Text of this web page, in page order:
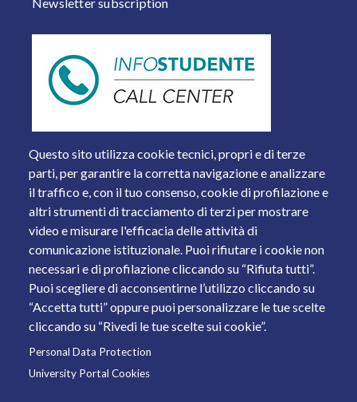
Questo sito utilizza cookie tecnici, propri e di terze
parti, per garantire la corretta navigazione e analizzare
il traffico e, con il tuo consenso, cookie di profilazione e
altri strumenti di tracciamento di terzi per mostrare
video e misurare l'efficacia delle attività di
comunicazione istituzionale. Puoi rifiutare i cookie non
necessari e di profilazione cliccando su “Rifiuta tutti”.
Puoi scegliere di acconsentirne l’utilizzo cliccando su
“Accetta tutti” oppure puoi personalizzare le tue scelte
cliccando su “Rivedi le tue scelte sui cookie”.
Personal Data Protection
University Portal Cookies
Piazza del Mercato, 15 - 25121 Brescia
Tel. +39 030 2988.1 PEC:
ammcentr@cert.unibs.it
Partita IVA: 01773710171 Codice Fiscale: 98007650173
© 2011 Università degli Studi di Brescia